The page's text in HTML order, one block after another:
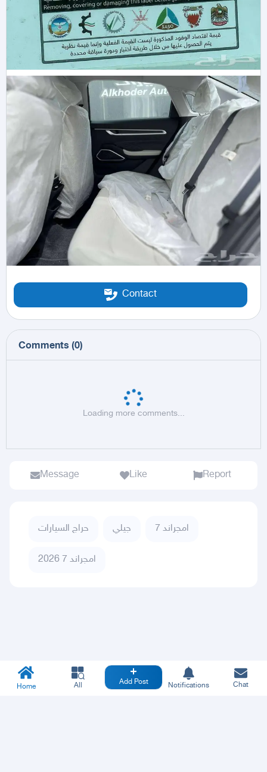
Contact
Comments (0)
Loading more comments...
Message Like Report
حراج السيارات جيلي امجراند 7
امجراند 7 2026
Home All Add Post Notifications Chat